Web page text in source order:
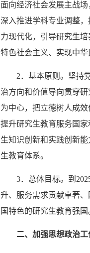
面向经济社会发展主战
深入推进学科专业调整
力现代化，引导研究生
特色社会主义、实现中
2．基本原则。坚持
治方向和价值导向贯穿
为中心，把立德树人成
提升研究生教育服务国
生知识创新和实践创新
生教育体系。
3．总体目标。到
升、服务需求贡献卓著
国特色的研究生教育强国
二、加强思想政治